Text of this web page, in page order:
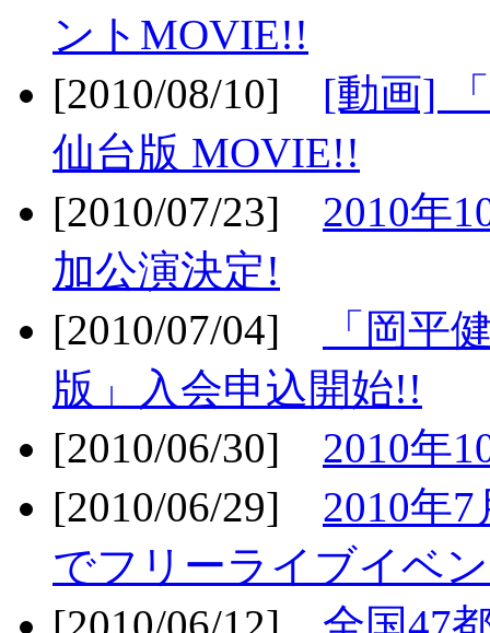
ントMOVIE!!
[2010/08/10] [動画]
仙台版 MOVIE!!
[2010/07/23] 2010年
加公演決定!
[2010/07/04]
「岡平
版」入会申込開始!!
[2010/06/30] 2010年
[2010/06/29] 2010年
でフリーライブイベ